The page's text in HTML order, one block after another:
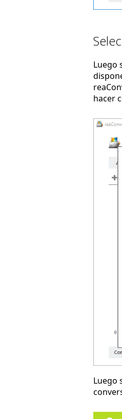
Luego
hacer
Luego